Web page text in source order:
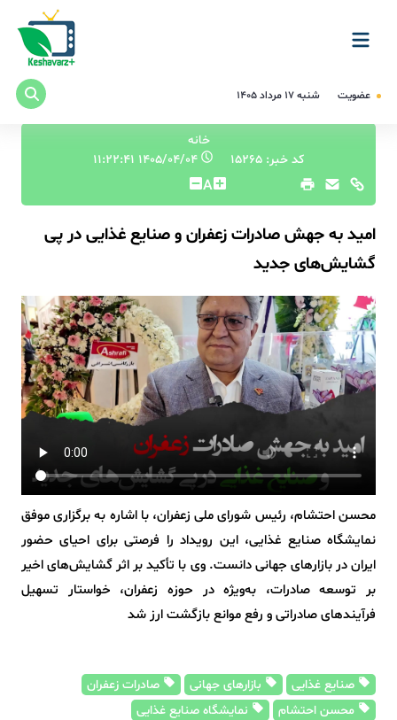
عضویت شنبه ۱۷ مرداد ۱۴۰۵
خانه
کد خبر: 15265
۱۴۰۵/۰۴/۰۴ ۱۱:۲۲:۴۱
A
امید به جهش صادرات زعفران و صنایع غذایی در پی
گشایش‌های جدید
محسن احتشام، رئیس شورای ملی زعفران، با اشاره به برگزاری موفق
نمایشگاه صنایع غذایی، این رویداد را فرصتی برای احیای حضور
ایران در بازارهای جهانی دانست. وی با تأکید بر اثر گشایش‌های اخیر
بر توسعه صادرات، به‌ویژه در حوزه زعفران، خواستار تسهیل
فرآیندهای صادراتی و رفع موانع بازگشت ارز شد
صنایع غذایی بازارهای جهانی
صادرات زعفران
محسن احتشام
نمایشگاه صنایع غذایی